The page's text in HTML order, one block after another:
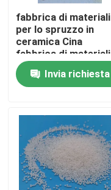
Casa
Prodotti
Chi siamo
Fatory Tour
Controllo di qualità
fabbrica di materiali
per lo spruzzo in
ceramica Cina
fabbrica di materiali
per lo spruzzo in
ceramicaInvia richiesta